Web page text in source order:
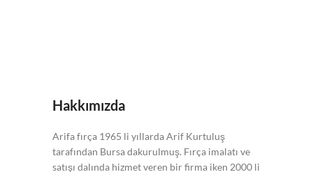
Hakkımızda
Arifa fırça 1965 li yıllarda Arif Kurtuluş
tarafından Bursa dakurulmuş. Fırça imalatı ve
satışı dalında hizmet veren bir firma iken 2000 li